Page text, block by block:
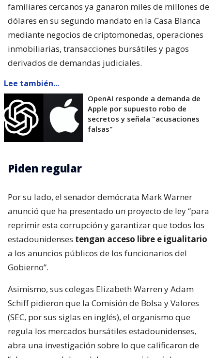
familiares cercanos ya ganaron miles de millones de
dólares en su segundo mandato en la Casa Blanca
mediante negocios de criptomonedas, operaciones
inmobiliarias, transacciones bursátiles y pagos
derivados de demandas judiciales.
Lee también...
OpenAI responde a demanda de
Apple por supuesto robo de
secretos y señala "acusaciones
falsas"
Piden regular
Por su lado, el senador demócrata Mark Warner
anunció que ha presentado un proyecto de ley “para
reprimir esta corrupción y garantizar que todos los
estadounidenses tengan acceso libre e igualitario
a los anuncios públicos de los funcionarios del
Gobierno”.
Asimismo, sus colegas Elizabeth Warren y Adam
Schiff pidieron que la Comisión de Bolsa y Valores
(SEC, por sus siglas en inglés), el organismo que
regula los mercados bursátiles estadounidenses,
abra una investigación sobre lo que calificaron de